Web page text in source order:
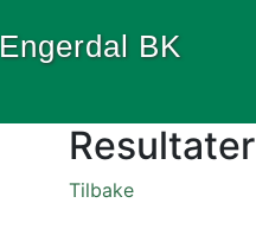
Engerdal BK
Resultater
Tilbake